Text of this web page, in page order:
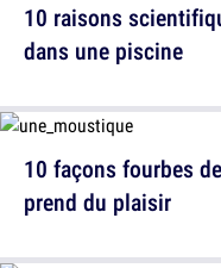
10 raisons
dans une piscine
10 façons fourbes
prend du plaisir